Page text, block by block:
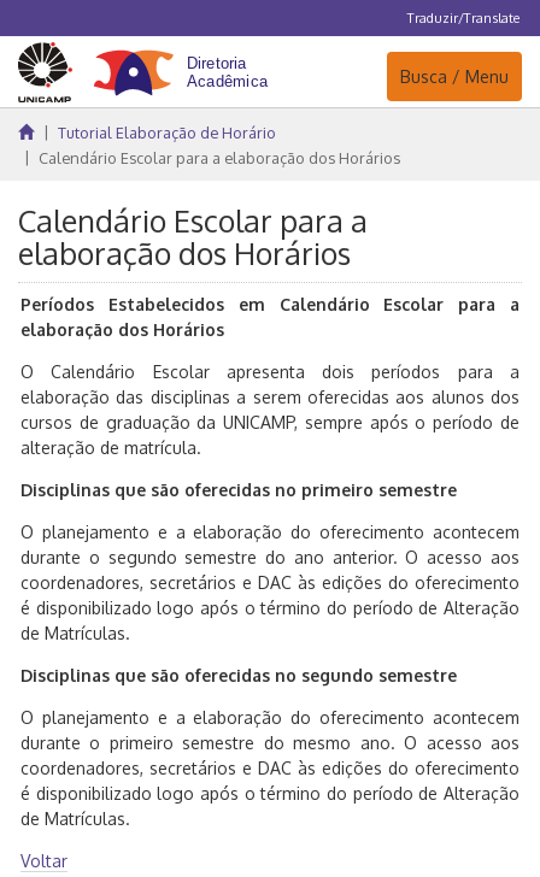
Traduzir/Translate
Navegação
Busca / Menu
Tutorial Elaboração de Horário
Calendário Escolar para a elaboração dos Horários
Calendário Escolar para a
elaboração dos Horários
Períodos Estabelecidos em Calendário Escolar para a
elaboração dos Horários
O Calendário Escolar apresenta dois períodos para a
elaboração das disciplinas a serem oferecidas aos alunos dos
cursos de graduação da UNICAMP, sempre após o período de
alteração de matrícula.
Disciplinas que são oferecidas no primeiro semestre
O planejamento e a elaboração do oferecimento acontecem
durante o segundo semestre do ano anterior. O acesso aos
coordenadores, secretários e DAC às edições do oferecimento
é disponibilizado logo após o término do período de Alteração
de Matrículas.
Disciplinas que são oferecidas no segundo semestre
O planejamento e a elaboração do oferecimento acontecem
durante o primeiro semestre do mesmo ano. O acesso aos
coordenadores, secretários e DAC às edições do oferecimento
é disponibilizado logo após o término do período de Alteração
de Matrículas.
Voltar